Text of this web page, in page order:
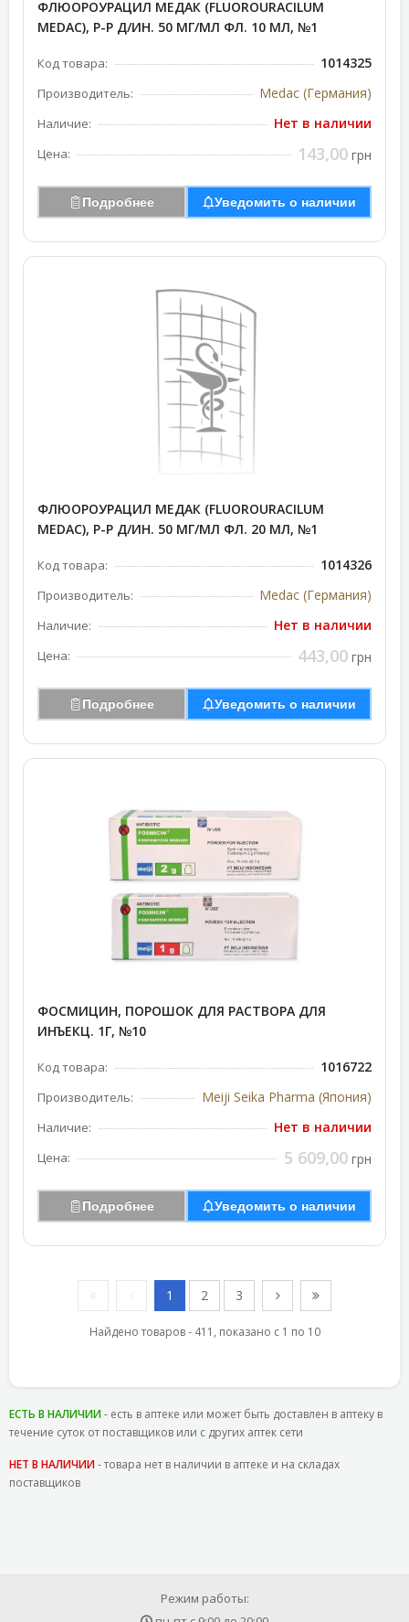
ФЛЮОРОУРАЦИЛ МЕДАК (FLUOROURACILUM
MEDAC), Р-Р Д/ИН. 50 МГ/МЛ ФЛ. 10 МЛ, №1
Код товара: 1014325
Производитель: Medac (Германия)
Наличие: Нет в наличии
Цена: 143,00 грн
Подробнее Уведомить о наличии
ФЛЮОРОУРАЦИЛ МЕДАК (FLUOROURACILUM
MEDAC), Р-Р Д/ИН. 50 МГ/МЛ ФЛ. 20 МЛ, №1
Код товара: 1014326
Производитель: Medac (Германия)
Наличие: Нет в наличии
Цена: 443,00 грн
Подробнее Уведомить о наличии
ФОСМИЦИН, ПОРОШОК ДЛЯ РАСТВОРА ДЛЯ
ИНЪЕКЦ. 1Г, №10
Код товара: 1016722
Производитель: Meiji Seika Pharma (Япония)
Наличие: Нет в наличии
Цена: 5 609,00 грн
Подробнее Уведомить о наличии
1 2 3
Найдено товаров - 411, показано с 1 по 10
ЕСТЬ В НАЛИЧИИ- есть в аптеке или может быть доставлен в аптеку в
течение суток от поставщиков или с других аптек сети
НЕТ В НАЛИЧИИ- товара нет в наличии в аптеке и на складах
поставщиков
Режим работы: